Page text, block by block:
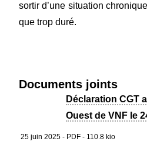
sortir d’une situation
que trop duré.
Documents joints
Déclaration CGT
Ouest de VNF le
25 juin 2025 - PDF - 110.8 kio